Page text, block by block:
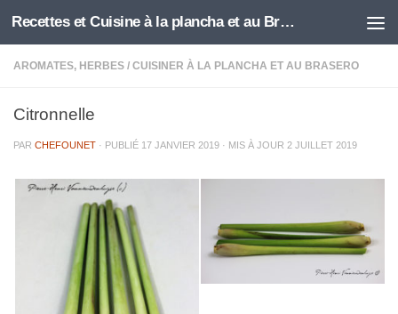
Skip to content Recettes et Cuisine à la plancha et au Brasero
AROMATES, HERBES / CUISINER À LA PLANCHA ET AU BRASERO
Citronnelle
PAR CHEFOUNET · PUBLIÉ 17 JANVIER 2019 · MIS À JOUR 2 JUILLET 2019